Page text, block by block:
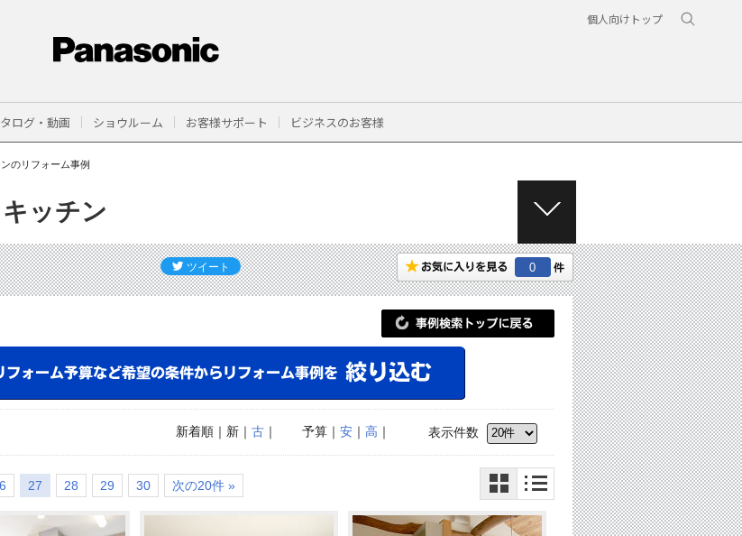
個人向けトップ
ログ・動画 ショウルーム お客様サポート ビジネスのお客様
のリフォーム事例
ッチン
E
N 0
表示件数
予算｜ 安｜ 高 ｜
新着順｜新｜ 古｜
27 28 29 30 次の20件 »